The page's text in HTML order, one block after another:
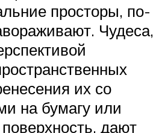
просторы, по-
Чудеса,
их со
на бумагу или
дают